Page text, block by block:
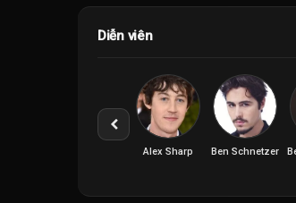
Diễn viên
Alex Sharp Ben Schnetzer